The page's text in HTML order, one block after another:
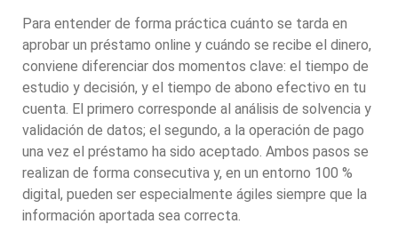
Para entender de forma práctica cuánto se tarda en
aprobar un préstamo online y cuándo se recibe el dinero,
conviene diferenciar dos momentos clave: el tiempo de
estudio y decisión, y el tiempo de abono efectivo en tu
cuenta. El primero corresponde al análisis de solvencia y
validación de datos; el segundo, a la operación de pago
una vez el préstamo ha sido aceptado. Ambos pasos se
realizan de forma consecutiva y, en un entorno 100 %
digital, pueden ser especialmente ágiles siempre que la
información aportada sea correcta.